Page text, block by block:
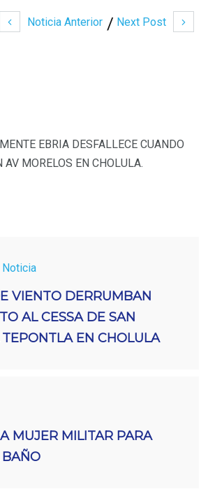
Noticia Anterior Next Post
EBRIA DESFALLECE CUANDO
MORELOS EN CHOLULA.
VIENTO DERRUMBAN
AL CESSA DE SAN
EN CHOLULA
MUJER MILITAR PARA
BAÑO